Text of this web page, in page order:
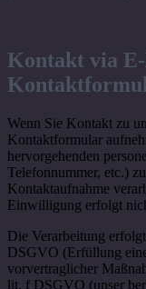
Kontakt via
Wenn Sie Kontakt zu
Kontaktformular
hervorgehenden
Telefonnummer, etc.)
Kontaktaufnahme
Einwilligung erfolgt
Die Verarbeitung
DSGVO (Erfüllung
vorvertraglicher
lit. f DSGVO (unser